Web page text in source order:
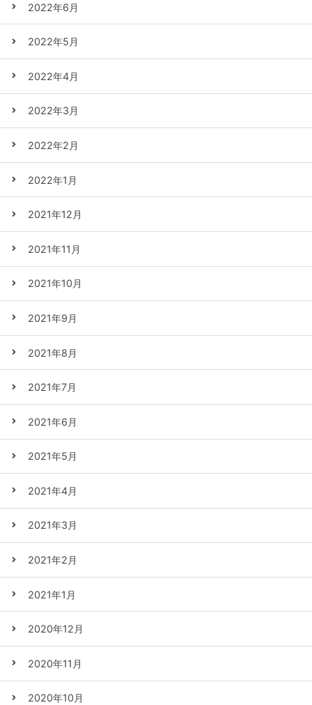
2022年6月
2022年5月
2022年4月
2022年3月
2022年2月
2022年1月
2021年12月
2021年11月
2021年10月
2021年9月
2021年8月
2021年7月
2021年6月
2021年5月
2021年4月
2021年3月
2021年2月
2021年1月
2020年12月
2020年11月
2020年10月